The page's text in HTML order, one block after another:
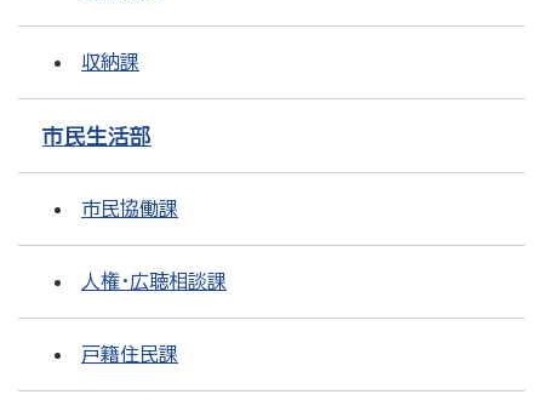
収納課
市民生活部
市民協働課
人権・広聴相談課
戸籍住民課